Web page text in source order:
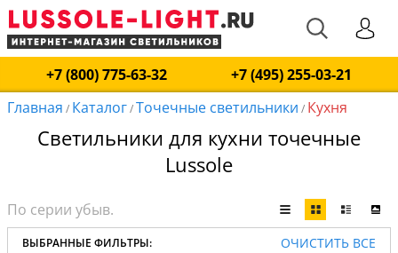
+7 (800) 775-63-32
+7 (495) 255-03-21
Главная / Каталог/Точечные светильники / Кухня
Светильники для кухни точечные
Lussole
ВЫБРАННЫЕ ФИЛЬТРЫ: ОЧИСТИТЬ ВСЕ